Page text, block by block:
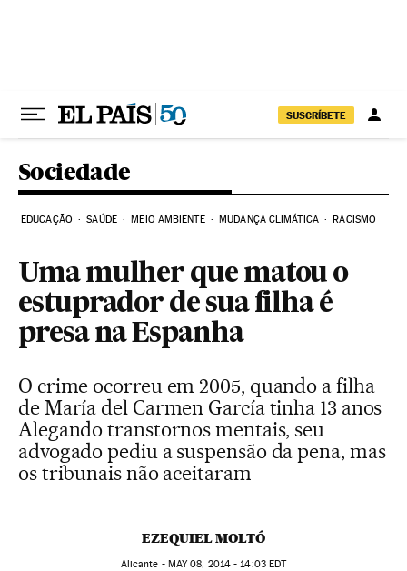
SUSCRÍBETE
Sociedade
EDUCAÇÃO SAÚDE MEIO AMBIENTE MUDANÇA CLIMÁTICA RACISMO
Uma mulher que matou o
estuprador de sua filha é
presa na Espanha
O crime ocorreu em 2005, quando a filha
de María del Carmen García tinha 13 anos
Alegando transtornos mentais, seu
advogado pediu a suspensão da pena, mas
os tribunais não aceitaram
EZEQUIEL MOLTÓ
Alicante - MAY08, 2014 - 14:03EDT